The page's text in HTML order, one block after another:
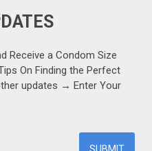
Receive a Condom Size
On Finding the Perfect
updates → Enter Your